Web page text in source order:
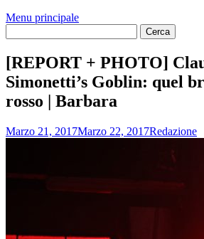
Menu principale
[REPORT + PHOTO]
Simonetti’s Goblin: quel
rosso | Barbara
Marzo 21, 2017Marzo 22, 2017Redazione